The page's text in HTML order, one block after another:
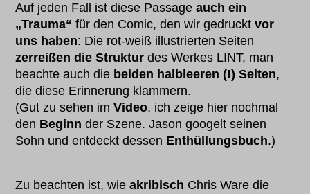
Auf jeden Fall ist diese Passageauch ein
„Trauma“ für den Comic, den wir gedrucktvor
uns haben: Die rot-weiß illustrierten Seiten
zerreißen die Struktur des Werkes LINT, man
beachte auch die beiden halbleeren (!) Seiten,
die diese Erinnerung klammern.
(Gut zu sehen imVideo, ich zeige hier nochmal
den Beginn der Szene. Jason googelt seinen
Sohn und entdeckt dessen Enthüllungsbuch.)
Zu beachten ist, wieakribisch Chris Ware die